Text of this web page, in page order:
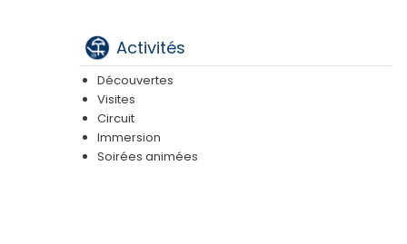
Activités
Découvertes
Visites
Circuit
Immersion
Soirées animées